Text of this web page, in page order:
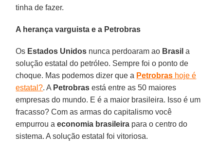
tinha de fazer.
A herança varguista e a Petrobras
Os Estados Unidos nunca perdoaram ao Brasil a
solução estatal do petróleo. Sempre foi o ponto de
choque. Mas podemos dizer que a Petrobras hoje é
estatal?. A Petrobras está entre as 50 maiores
empresas do mundo. E é a maior brasileira. Isso é um
fracasso? Com as armas do capitalismo você
empurrou a economia brasileira para o centro do
sistema. A solução estatal foi vitoriosa.